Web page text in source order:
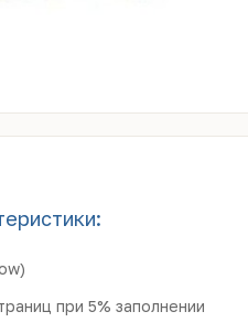
при 5% заполнении